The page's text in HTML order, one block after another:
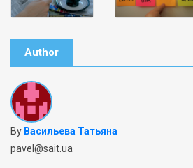
Author
By Васильева Татьяна
pavel@sait.ua